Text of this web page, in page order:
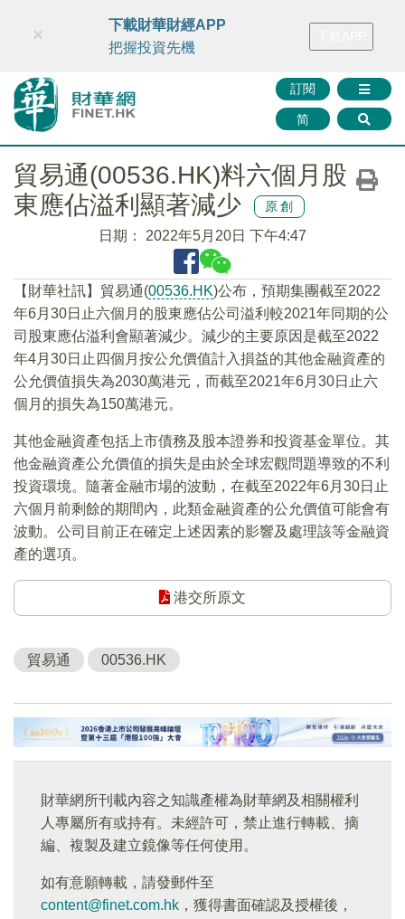
財華智庫網 FINTV FINMETA 財華證券 媒體矩陣
訂閱
简
×
下載財華財經APP
把握投資先機
貿易通(00536.HK)料六個月股
東應佔溢利顯著減少
原創
日期： 2022年5月20日 下午4:47
【財華社訊】貿易通(00536.HK)公布，預期集團截至2022
年6月30日止六個月的股東應佔公司溢利較2021年同期的公
司股東應佔溢利會顯著減少。減少的主要原因是截至2022
年4月30日止四個月按公允價值計入損益的其他金融資產的
公允價值損失為2030萬港元，而截至2021年6月30日止六
個月的損失為150萬港元。
其他金融資產包括上市債務及股本證券和投資基金單位。其
他金融資產公允價值的損失是由於全球宏觀問題導致的不利
投資環境。隨著金融市場的波動，在截至2022年6月30日止
六個月前剩餘的期間內，此類金融資產的公允價值可能會有
波動。公司目前正在確定上述因素的影響及處理該等金融資
產的選項。
港交所原文
貿易通 00536.HK
財華網所刊載內容之知識產權為財華網及相關權利
人專屬所有或持有。未經許可，禁止進行轉載、摘
編、複製及建立鏡像等任何使用。
如有意願轉載，請發郵件至
content@finet.com.hk ，獲得書面確認及授權後，